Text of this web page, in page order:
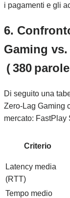
i pagamenti e gli
6.
Gaming
( 380
Di seguito una
Zero‑Lag Gaming
mercato: FastPlay
Criterio
Latency media
(RTT)
Tempo medio